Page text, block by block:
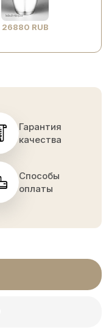
26880 RUB
Гарантия
качества
Способы
оплаты